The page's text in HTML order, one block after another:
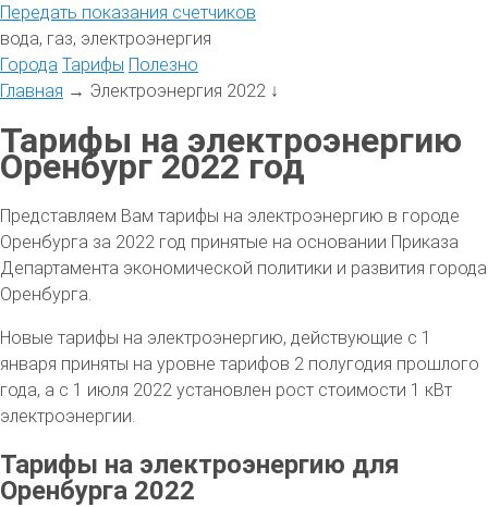
Передать показания счетчиков
вода, газ, электроэнергия
Города Тарифы Полезно
Главная → Электроэнергия 2022 ↓
Тарифы на электроэнергию
Оренбург 2022 год
Представляем Вам тарифы на электроэнергию в городе
Оренбурга за 2022 год принятые на основании Приказа
Департамента экономической политики и развития города
Оренбурга.
Новые тарифы на электроэнергию, действующие с 1
января приняты на уровне тарифов 2 полугодия прошлого
года, а с 1 июля 2022 установлен рост стоимости 1 кВт
электроэнергии.
Тарифы на электроэнергию для
Оренбурга 2022